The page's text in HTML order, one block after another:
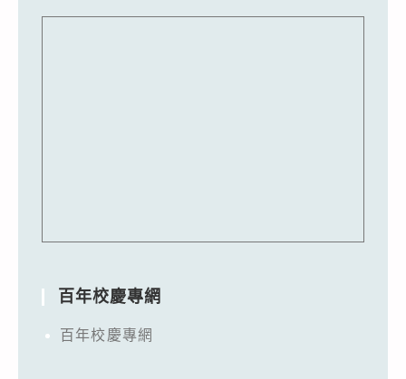
百年校慶專網
百年校慶專網